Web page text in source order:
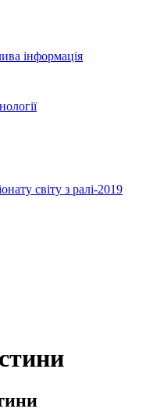
інформація
світу з ралі-2019